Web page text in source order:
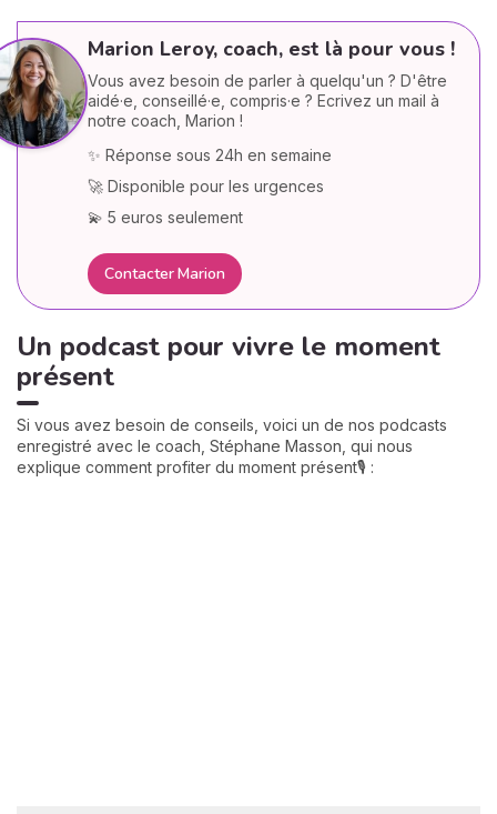
Marion Leroy, coach, est là pour vous !
Vous avez besoin de parler à quelqu'un ? D'être
aidé·e, conseillé·e, compris·e ? Ecrivez un mail à
notre coach, Marion !
✨ Réponse sous 24h en semaine
🚀 Disponible pour les urgences
💫 5 euros seulement
Contacter Marion
Un podcast pour vivre le moment
présent
Si vous avez besoin de conseils, voici un de nos podcasts
enregistré avec le coach, Stéphane Masson, qui nous
explique comment profiter du moment présent🎙️ :